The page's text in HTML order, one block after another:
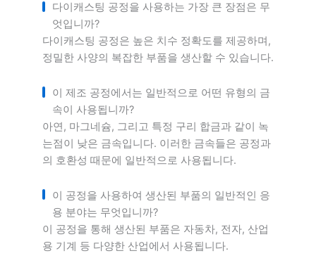
다이캐스팅 공정을 사용하는 가장 큰 장점은 무
엇입니까?
다이캐스팅 공정은 높은 치수 정확도를 제공하며,
정밀한 사양의 복잡한 부품을 생산할 수 있습니다.
이 제조 공정에서는 일반적으로 어떤 유형의 금
속이 사용됩니까?
아연, 마그네슘, 그리고 특정 구리 합금과 같이 녹
는점이 낮은 금속입니다. 이러한 금속들은 공정과
의 호환성 때문에 일반적으로 사용됩니다.
이 공정을 사용하여 생산된 부품의 일반적인 응
용 분야는 무엇입니까?
이 공정을 통해 생산된 부품은 자동차, 전자, 산업
용 기계 등 다양한 산업에서 사용됩니다.